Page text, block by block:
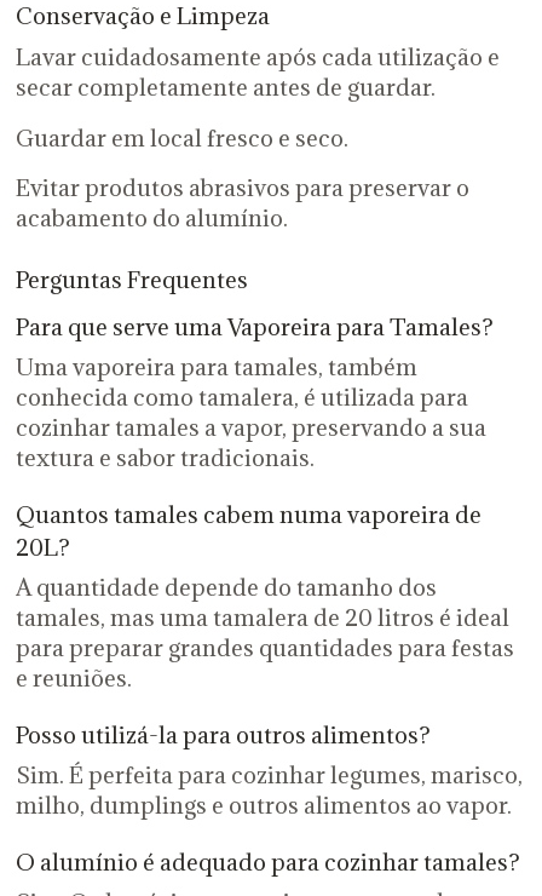
Conservação e Limpeza
Lavar cuidadosamente após cada utilização e
secar completamente antes de guardar.
Guardar em local fresco e seco.
Evitar produtos abrasivos para preservar o
acabamento do alumínio.
Perguntas Frequentes
Para que serve uma Vaporeira para Tamales?
Uma vaporeira para tamales, também
conhecida como tamalera, é utilizada para
cozinhar tamales a vapor, preservando a sua
textura e sabor tradicionais.
Quantos tamales cabem numa vaporeira de
20L?
A quantidade depende do tamanho dos
tamales, mas uma tamalera de 20 litros é ideal
para preparar grandes quantidades para festas
e reuniões.
Posso utilizá-la para outros alimentos?
Sim. É perfeita para cozinhar legumes, marisco,
milho, dumplings e outros alimentos ao vapor.
O alumínio é adequado para cozinhar tamales?